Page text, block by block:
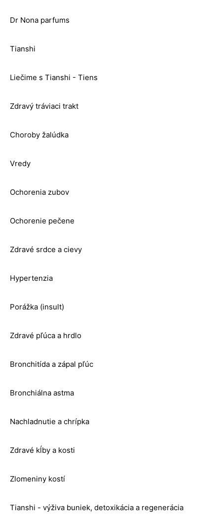
Dr Nona parfums
Tianshi
Liečime s Tianshi - Tiens
Zdravý tráviaci trakt
Choroby žalúdka
Vredy
Ochorenia zubov
Ochorenie pečene
Zdravé srdce a cievy
Hypertenzia
Porážka (insult)
Zdravé pľúca a hrdlo
Bronchitída a zápal pľúc
Bronchiálna astma
Nachladnutie a chrípka
Zdravé kĺby a kosti
Zlomeniny kostí
Tianshi - výživa buniek, detoxikácia a regenerácia